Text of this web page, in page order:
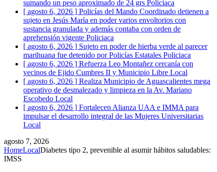
sumando un peso aproximado de 24 grs Policiaca
[ agosto 6, 2026 ] Policías del Mando Coordinado detienen a
sujeto en Jesús María en poder varios envoltorios con
sustancia granulada y además contaba con orden de
aprehensión vigente Policiaca
[ agosto 6, 2026 ] Sujeto en poder de hierba verde al parecer
marihuana fue detenido por Policías Estatales Policiaca
[ agosto 6, 2026 ] Refuerza Leo Montañez cercanía con
vecinos de Ejido Cumbres II y Municipio Libre Local
[ agosto 6, 2026 ] Realiza Municipio de Aguascalientes mega
operativo de desmalezado y limpieza en la Av. Mariano
Escobedo Local
[ agosto 6, 2026 ] Fortalecen Alianza UAA e IMMA para
impulsar el desarrollo integral de las Mujeres Universitarias
Local
agosto 7, 2026
HomeLocalDiabetes tipo 2, prevenible al asumir hábitos saludables:
IMSS